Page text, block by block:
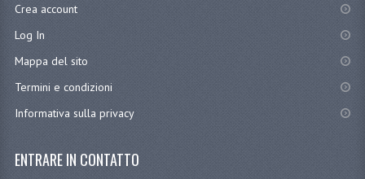
Crea account
Log In
Mappa del sito
Termini e condizioni
Informativa sulla privacy
ENTRARE IN CONTATTO